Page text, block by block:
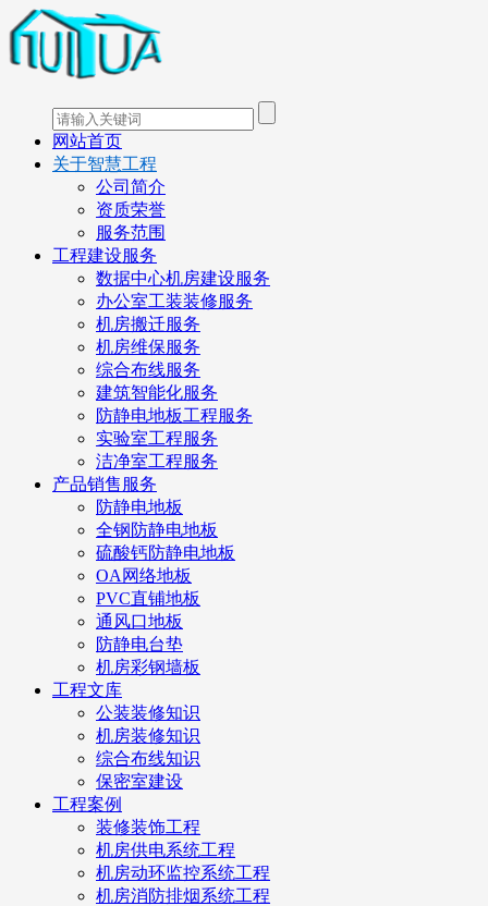
网站首页
关于智慧工程
公司简介
资质荣誉
服务范围
工程建设服务
数据中心机房建设服务
办公室工装装修服务
机房搬迁服务
机房维保服务
综合布线服务
建筑智能化服务
防静电地板工程服务
实验室工程服务
洁净室工程服务
产品销售服务
防静电地板
全钢防静电地板
硫酸钙防静电地板
OA网络地板
PVC直铺地板
通风口地板
防静电台垫
机房彩钢墙板
工程文库
公装装修知识
机房装修知识
综合布线知识
保密室建设
工程案例
装修装饰工程
机房供电系统工程
机房动环监控系统工程
机房消防排烟系统工程